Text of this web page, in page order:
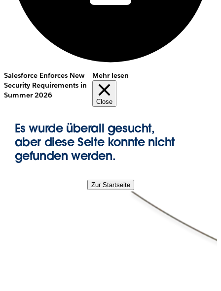
Salesforce Enforces New
Security Requirements in
Summer 2026
Mehr lesen
Close
Es wurde überall gesucht,
aber diese Seite konnte nicht
gefunden werden.
Zur Startseite